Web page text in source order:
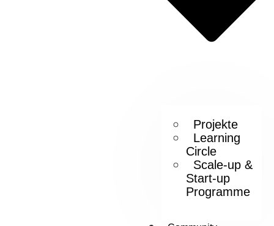
Projekte
Learning
Circle
Scale-up &
Start-up
Programme